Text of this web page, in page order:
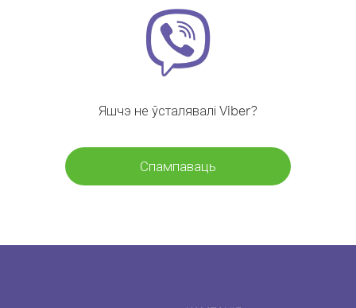
Яшчэ не ўсталявалі Viber?
Спампаваць